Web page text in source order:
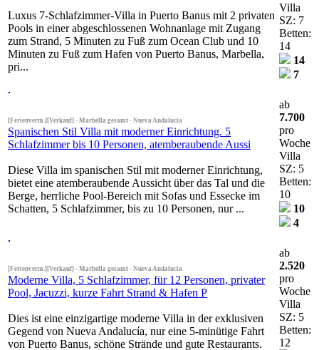
Luxus 7-Schlafzimmer-Villa in Puerto Banus mit 2 privaten
Pools in einer abgeschlossenen Wohnanlage mit Zugang
zum Strand, 5 Minuten zu Fuß zum Ocean Club und 10
Minuten zu Fuß zum Hafen von Puerto Banus, Marbella,
pri...
Villa
SZ: 7
Betten:
14
14
7
[Ferienverm.][Verkauf] - Marbella gesamt - Nueva Andalucia
Spanischen Stil Villa mit moderner Einrichtung. 5
Schlafzimmer bis 10 Personen, atemberaubende Aussi
Diese Villa im spanischen Stil mit moderner Einrichtung,
bietet eine atemberaubende Aussicht über das Tal und die
Berge, herrliche Pool-Bereich mit Sofas und Essecke im
Schatten, 5 Schlafzimmer, bis zu 10 Personen, nur ...
ab
7.700
pro
Woche
Villa
SZ: 5
Betten:
10
10
4
[Ferienverm.][Verkauf] - Marbella gesamt - Nueva Andalucia
Moderne Villa, 5 Schlafzimmer, für 12 Personen, privater
Pool, Jacuzzi, kurze Fahrt Strand & Hafen P
Dies ist eine einzigartige moderne Villa in der exklusiven
Gegend von Nueva Andalucía, nur eine 5-minütige Fahrt
von Puerto Banus, schöne Strände und gute Restaurants.
ab
2.520
pro
Woche
Villa
SZ: 5
Betten:
12